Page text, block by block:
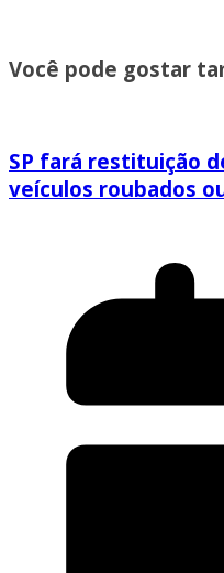
Você pode gostar
SP fará restituição
veículos roubados